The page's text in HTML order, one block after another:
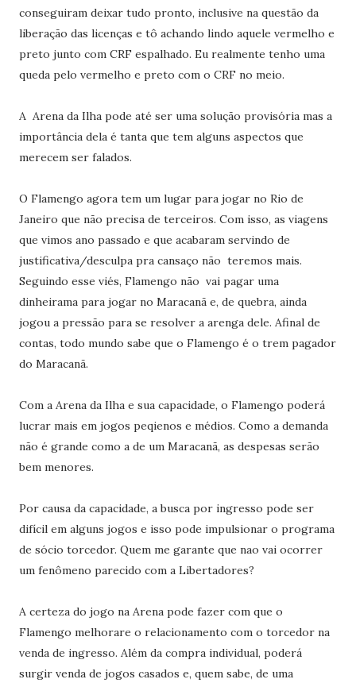
conseguiram deixar tudo pronto, inclusive na questão da
liberação das licenças e tô achando lindo aquele vermelho e
preto junto com CRF espalhado. Eu realmente tenho uma
queda pelo vermelho e preto com o CRF no meio.
A Arena da Ilha pode até ser uma solução provisória mas a
importância dela é tanta que tem alguns aspectos que
merecem ser falados.
O Flamengo agora tem um lugar para jogar no Rio de
Janeiro que não precisa de terceiros. Com isso, as viagens
que vimos ano passado e que acabaram servindo de
justificativa/desculpa pra cansaço não teremos mais.
Seguindo esse viés, Flamengo não vai pagar uma
dinheirama para jogar no Maracanã e, de quebra, ainda
jogou a pressão para se resolver a arenga dele. Afinal de
contas, todo mundo sabe que o Flamengo é o trem pagador
do Maracanã.
Com a Arena da Ilha e sua capacidade, o Flamengo poderá
lucrar mais em jogos peqienos e médios. Como a demanda
não é grande como a de um Maracanã, as despesas serão
bem menores.
Por causa da capacidade, a busca por ingresso pode ser
difícil em alguns jogos e isso pode impulsionar o programa
de sócio torcedor. Quem me garante que nao vai ocorrer
um fenômeno parecido com a Libertadores?
A certeza do jogo na Arena pode fazer com que o
Flamengo melhorare o relacionamento com o torcedor na
venda de ingresso. Além da compra individual, poderá
surgir venda de jogos casados e, quem sabe, de uma